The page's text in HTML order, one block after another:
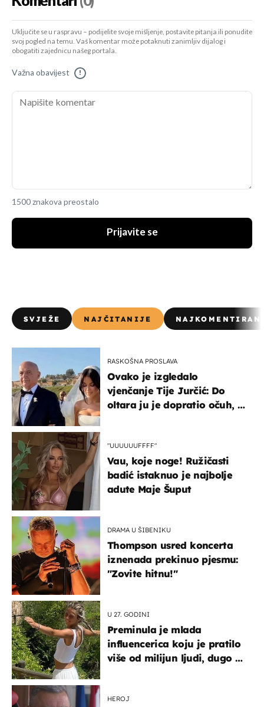
Uključite se u raspravu – podijelite svoje mišljenje, postavite pitanja ili ponudite
svoj pogled na temu. Vaš komentar može potaknuti zanimljiv dijalog i
obogatiti zajednicu našeg portala.
Važna obavijest !
1500 znakova preostalo
Prijavite se
SVJEŽE NAJČITANIJE
RASKOŠNA PROSLAVA
Ovako je izgledalo
vjenčanje Tije Jurčić: Do
oltara ju je dopratio očuh, a
"UUUUUUFFFF"
Vau, koje noge! Ružičasti
badić istaknuo je najbolje
adute Maje Šuput
DRAMA U ŠIBENIKU
Thompson usred koncerta
iznenada prekinuo pjesmu:
"Zovite hitnu!"
U 27. GODINI
Preminula je mlada
influencerica koju je pratilo
više od milijun ljudi, dugo se
HEROJ